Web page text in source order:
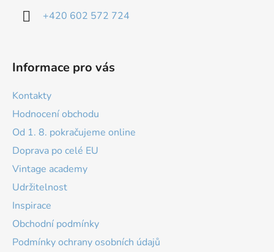
+420 602 572 724
Informace pro vás
Kontakty
Hodnocení obchodu
Od 1. 8. pokračujeme online
Doprava po celé EU
Vintage academy
Udržitelnost
Inspirace
Obchodní podmínky
Podmínky ochrany osobních údajů